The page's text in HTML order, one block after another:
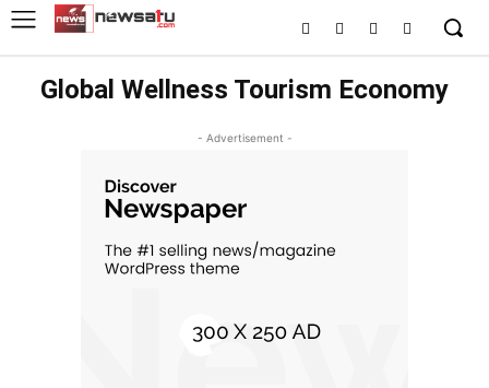
Global Wellness Tourism Economy
- Advertisement -